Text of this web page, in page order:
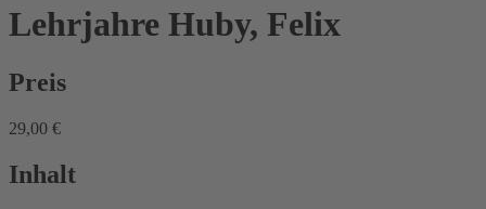
Lehrjahre Huby, Felix
Preis
29,00 €
Inhalt